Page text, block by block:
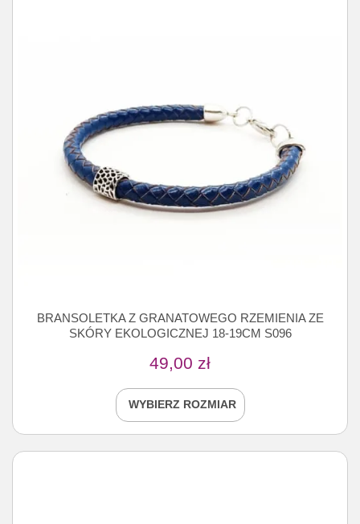
BRANSOLETKA Z GRANATOWEGO RZEMIENIA ZE
SKÓRY EKOLOGICZNEJ 18-19CM S096
49,00 zł
WYBIERZ ROZMIAR